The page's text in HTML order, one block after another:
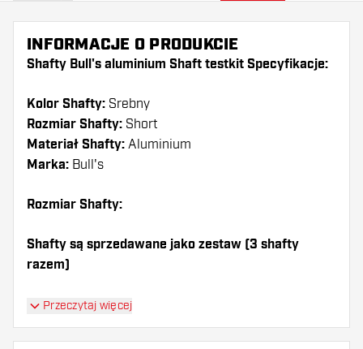
INFORMACJE O PRODUKCIE
Shafty Bull's aluminium Shaft testkit Specyfikacje:
Kolor Shafty: Srebny
Rozmiar Shafty: Short
Materiał Shafty: Aluminium
Marka: Bull's
Rozmiar Shafty:
Shafty są sprzedawane jako zestaw (3 shafty
razem)
Dartshopper tip!
Upewnij się, że masz pod ręką dużo piórek i
Przeczytaj więcej